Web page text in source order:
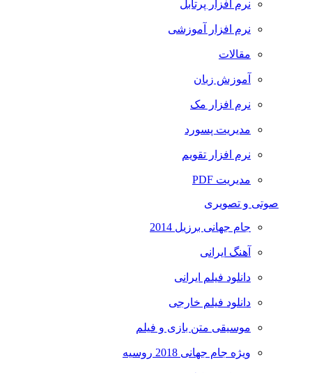
نرم افزار پرتابل
نرم افزار آموزشی
مقالات
آموزش زبان
نرم افزار مک
مدیریت پسورد
نرم افزار تقویم
مدیریت PDF
صوتی و تصویری
جام جهانی برزیل 2014
آهنگ ایرانی
دانلود فیلم ایرانی
دانلود فیلم خارجی
موسیقی متن بازی و فیلم
ویژه جام جهانی 2018 روسیه